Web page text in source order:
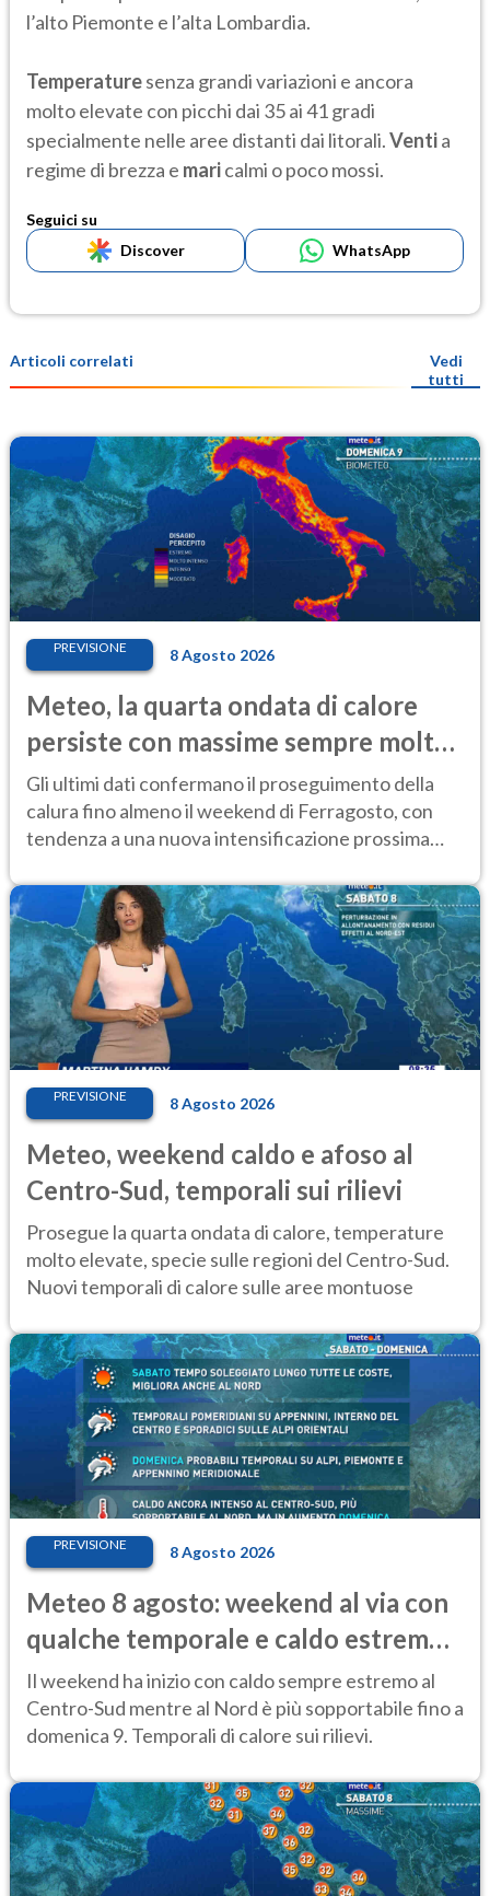
l’alto Piemonte e l’alta Lombardia.
Temperaturesenza grandi variazioni e ancora
molto elevate con picchi dai 35 ai 41 gradi
specialmente nelle aree distanti dai litorali.Ventia
regime di brezza e maricalmi o poco mossi.
Seguici su
Discover
WhatsApp
Articoli correlati
Vedi
tutti
PREVISIONE 8 Agosto 2026
Meteo, la quarta ondata di calore
persiste con massime sempre molto
elevate
Gli ultimi dati confermano il proseguimento della
calura fino almeno il weekend di Ferragosto, con
tendenza a una nuova intensificazione prossima
PREVISIONE 8 Agosto 2026
Meteo, weekend caldo e afoso al
Centro-Sud, temporali sui rilievi
Prosegue la quarta ondata di calore, temperature
molto elevate, specie sulle regioni del Centro-Sud.
Nuovi temporali di calore sulle aree montuose
PREVISIONE 8 Agosto 2026
Meteo 8 agosto: weekend al via con
qualche temporale e caldo estremo
al Centro-Sud
Il weekend ha inizio con caldo sempre estremo al
Centro-Sud mentre al Nord è più sopportabile fino a
domenica 9. Temporali di calore sui rilievi.